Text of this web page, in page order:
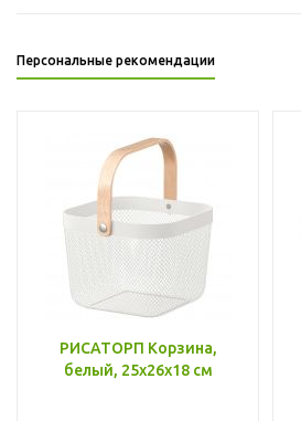
Персональные рекомендации
РИСАТОРП Корзина,
белый, 25x26x18 см